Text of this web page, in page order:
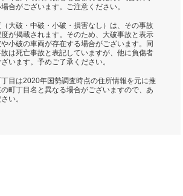
合がございます。ご注意ください。
（大破・中破・小破・損害なし）は、その事故
が掲載されます。そのため、大破事故と表示
小破の車両が存在する場合がございます。同
は死亡事故と表記していますが、他に負傷者
います。予めご了承ください。
丁目は2020年国勢調査時点の住所情報を元に推
町丁目名と異なる場合がございますので、あ
い。